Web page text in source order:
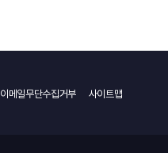
이메일무단수집거부 사이트맵